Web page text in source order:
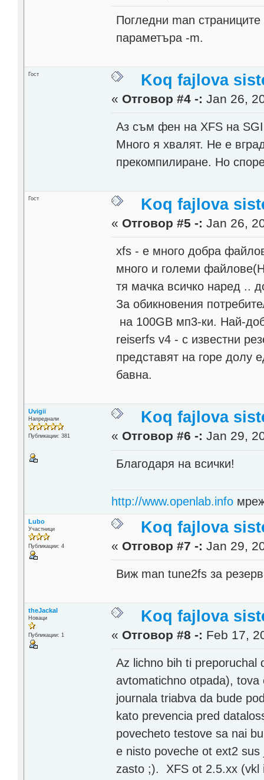
Погледни man
параметъра -m.
Гост Koq fajlova
« Отговор #4 -: Jan 26,
Аз съм фен на XFS на
Много я хвалят. Не е
прекомпилиране. Но
Гост Koq fajlova
« Отговор #5 -: Jan 26,
xfs - е много добра
много и големи
тя мачка всичко наред ..
За обикновения
на 100GB мп3-ки. Най-
reiserfs v4 - с известни
представят на горе долу
бавна.
Uvigii
Напреднали
Публикации: 381
Koq fajlova
« Отговор #6 -: Jan 29,
Благодаря на всички!
http://www.openlab.info
Lubo
Участници
Публикации: 4
Koq fajlova
« Отговор #7 -: Jan 29,
Виж man tune2fs за
theJackal
Новаци
Публикации: 1
Koq fajlova
« Отговор #8 -: Feb 17,
Az lichno bih ti preporuchal
avtomatichno otpada),
journala triabva da bude
kato prevencia pred
povecheto testove sa nai
e nisto poveche ot ext2
zasto ;). XFS ot 2.5.xx (vkl